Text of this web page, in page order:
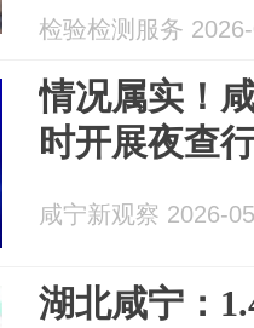
检验检测服务
情况属实！
时开展夜查
咸宁新观察 2026-
湖北咸宁：